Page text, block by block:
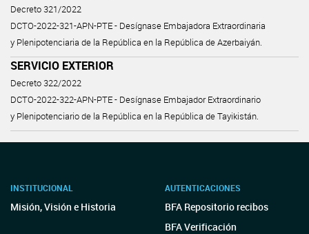
Decreto 321/2022
DCTO-2022-321-APN-PTE - Desígnase Embajadora Extraordinaria
y Plenipotenciaria de la República en la República de Azerbaiyán.
SERVICIO EXTERIOR
Decreto 322/2022
DCTO-2022-322-APN-PTE - Desígnase Embajador Extraordinario
y Plenipotenciario de la República en la República de Tayikistán.
INSTITUCIONAL
Misión, Visión e Historia
AUTENTICACIONES
BFA Repositorio recibos
BFA Verificación